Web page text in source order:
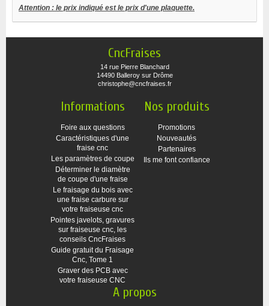
Attention : le prix indiqué est le prix d'une plaquette.
CncFraises
14 rue Pierre Blanchard
14490 Balleroy sur Drôme
christophe@cncfraises.fr
Informations
Foire aux questions
Caractéristiques d'une
fraise cnc
Les paramètres de coupe
Déterminer le diamètre
de coupe d'une fraise
Le fraisage du bois avec
une fraise carbure sur
votre fraiseuse cnc
Pointes javelots, gravures
sur fraiseuse cnc, les
conseils CncFraises
Guide gratuit du Fraisage
Cnc, Tome 1
Graver des PCB avec
votre fraiseuse CNC
Nos produits
Promotions
Nouveautés
Partenaires
Ils me font confiance
A propos